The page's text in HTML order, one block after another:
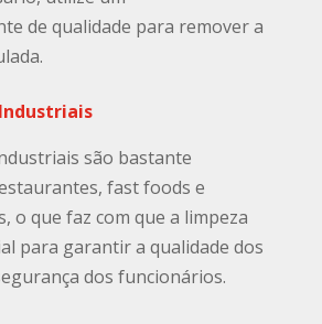
de qualidade para remover a
são bastante
fast foods e
o que faz com que a limpeza
para garantir a qualidade dos
dos funcionários.